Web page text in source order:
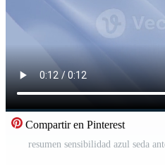
Compartir en Pinterest